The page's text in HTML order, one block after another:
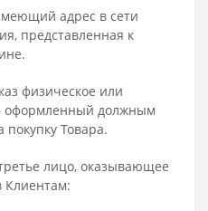
адрес в сети
представленная к
физическое или
оформленный должным
Товара.
лицо, оказывающее
Клиентам: